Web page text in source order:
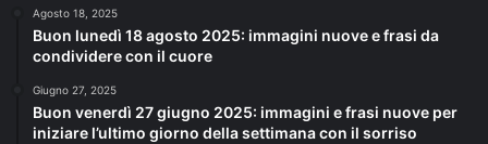
Agosto 18, 2025
Buon lunedì 18 agosto 2025: immagini nuove e frasi da
condividere con il cuore
Giugno 27, 2025
Buon venerdì 27 giugno 2025: immagini e frasi nuove per
iniziare l’ultimo giorno della settimana con il sorriso